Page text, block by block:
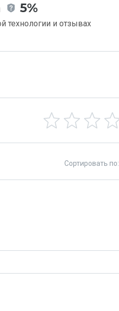
5%
технологии и отзывах
Сортировать по: